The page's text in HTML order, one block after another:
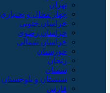
تهران
چهار محال و بختیاری
خراسان جنوبی
خراسان رضوی
خراسان شمالی
خوزستان
زنجان
سمنان
سیستان و بلوچستان
فارس